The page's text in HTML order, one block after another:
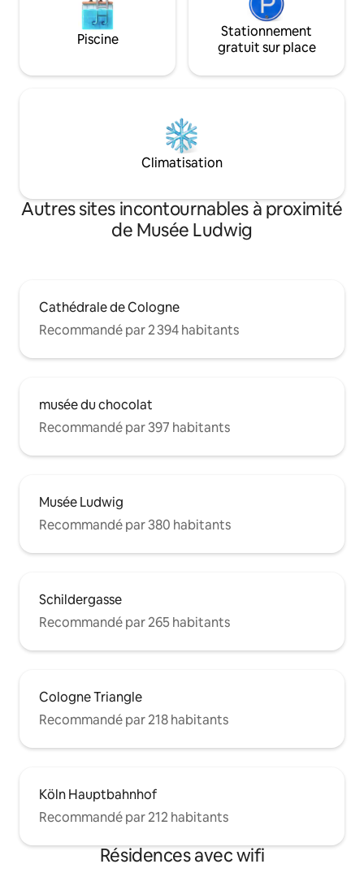
Piscine
Stationnement
gratuit sur place
Climatisation
Autres sites incontournables à proximité
de Musée Ludwig
Cathédrale de Cologne
Recommandé par 2 394 habitants
musée du chocolat
Recommandé par 397 habitants
Musée Ludwig
Recommandé par 380 habitants
Schildergasse
Recommandé par 265 habitants
Cologne Triangle
Recommandé par 218 habitants
Köln Hauptbahnhof
Recommandé par 212 habitants
Résidences avec wifi